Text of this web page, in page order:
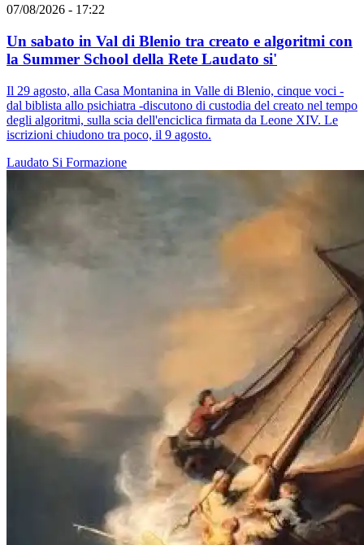
07/08/2026 - 17:22
Un sabato in Val di Blenio tra creato e algoritmi con
la Summer School della Rete Laudato si'
Il 29 agosto, alla Casa Montanina in Valle di Blenio, cinque voci -
dal biblista allo psichiatra -discutono di custodia del creato nel tempo
degli algoritmi, sulla scia dell'enciclica firmata da Leone XIV. Le
iscrizioni chiudono tra poco, il 9 agosto.
Laudato Si Formazione